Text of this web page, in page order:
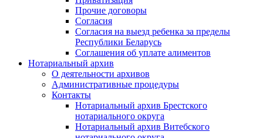
Прочие договоры
Согласия
Согласия на выезд ребенка за пределы
Республики Беларусь
Соглашения об уплате алиментов
Нотариальный архив
О деятельности архивов
Административные процедуры
Контакты
Нотариальный архив Брестского
нотариального округа
Нотариальный архив Витебского